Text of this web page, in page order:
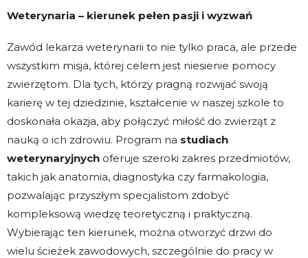
Weterynaria – kierunek pełen pasji i wyzwań
Zawód lekarza weterynarii to nie tylko praca, ale przede
wszystkim misja, której celem jest niesienie pomocy
zwierzętom. Dla tych, którzy pragną rozwijać swoją
karierę w tej dziedzinie, kształcenie w naszej szkole to
doskonała okazja, aby połączyć miłość do zwierząt z
nauką o ich zdrowiu. Program na studiach
weterynaryjnych oferuje szeroki zakres przedmiotów,
takich jak anatomia, diagnostyka czy farmakologia,
pozwalając przyszłym specjalistom zdobyć
kompleksową wiedzę teoretyczną i praktyczną.
Wybierając ten kierunek, można otworzyć drzwi do
wielu ścieżek zawodowych, szczególnie do pracy w